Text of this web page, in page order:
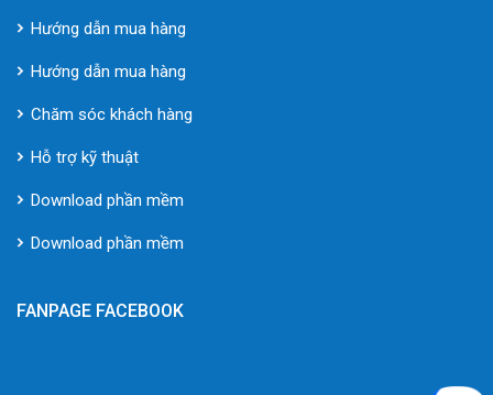
Hướng dẫn mua hàng
Hướng dẫn mua hàng
Chăm sóc khách hàng
Hỗ trợ kỹ thuật
Download phần mềm
Download phần mềm
FANPAGE FACEBOOK